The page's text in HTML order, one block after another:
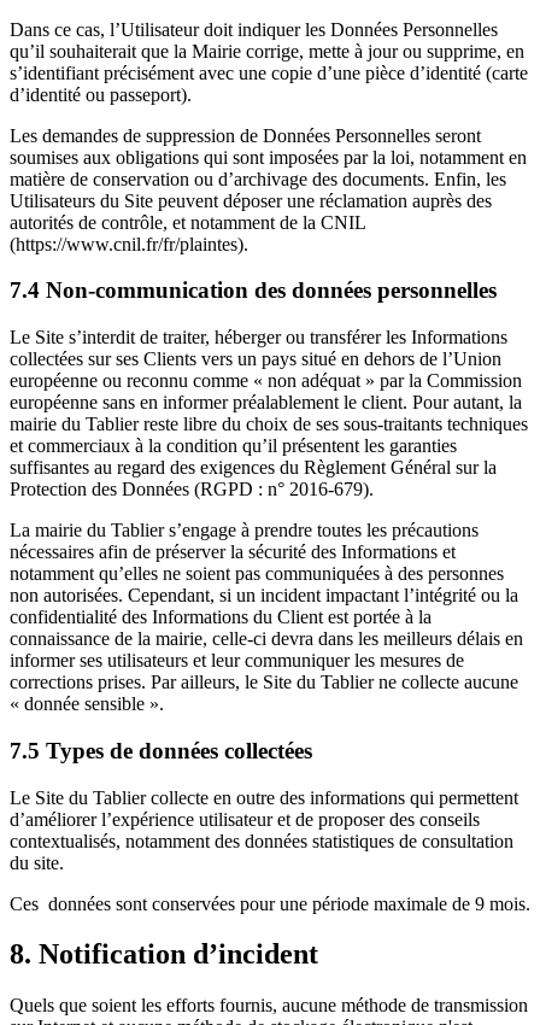
Dans ce cas, l’Utilisateur doit indiquer les Données Personnelles
qu’il souhaiterait que la Mairie corrige, mette à jour ou supprime, en
s’identifiant précisément avec une copie d’une pièce d’identité (carte
d’identité ou passeport).
Les demandes de suppression de Données Personnelles seront
soumises aux obligations qui sont imposées par la loi, notamment en
matière de conservation ou d’archivage des documents. Enfin, les
Utilisateurs du Site peuvent déposer une réclamation auprès des
autorités de contrôle, et notamment de la CNIL
(https://www.cnil.fr/fr/plaintes).
7.4 Non-communication des données personnelles
Le Site s’interdit de traiter, héberger ou transférer les Informations
collectées sur ses Clients vers un pays situé en dehors de l’Union
européenne ou reconnu comme « non adéquat » par la Commission
européenne sans en informer préalablement le client. Pour autant, la
mairie du Tablier reste libre du choix de ses sous-traitants techniques
et commerciaux à la condition qu’il présentent les garanties
suffisantes au regard des exigences du Règlement Général sur la
Protection des Données (RGPD : n° 2016-679).
La mairie du Tablier s’engage à prendre toutes les précautions
nécessaires afin de préserver la sécurité des Informations et
notamment qu’elles ne soient pas communiquées à des personnes
non autorisées. Cependant, si un incident impactant l’intégrité ou la
confidentialité des Informations du Client est portée à la
connaissance de la mairie, celle-ci devra dans les meilleurs délais en
informer ses utilisateurs et leur communiquer les mesures de
corrections prises. Par ailleurs, le Site du Tablier ne collecte aucune
« donnée sensible ».
7.5 Types de données collectées
Le Site du Tablier collecte en outre des informations qui permettent
d’améliorer l’expérience utilisateur et de proposer des conseils
contextualisés, notamment des données statistiques de consultation
du site.
Ces données sont conservées pour une période maximale de 9 mois.
8. Notification d’incident
Quels que soient les efforts fournis, aucune méthode de transmission